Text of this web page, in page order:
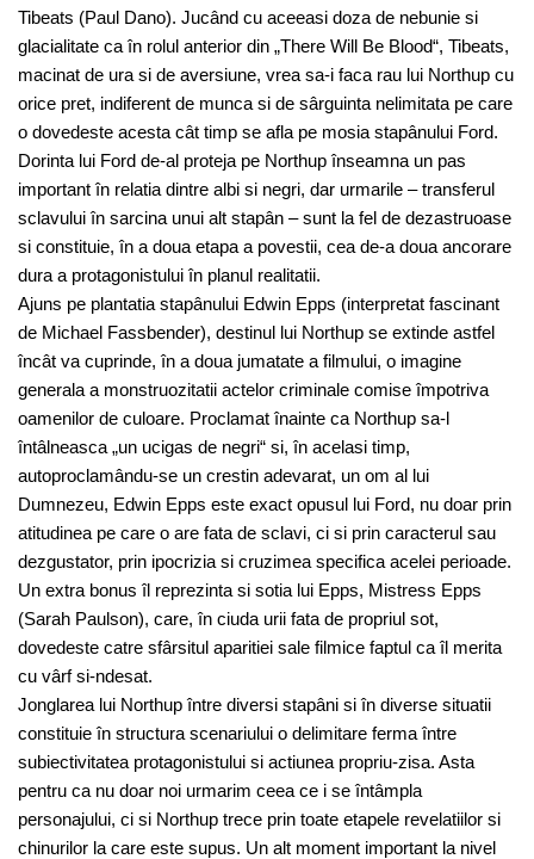
Tibeats (Paul Dano). Jucând cu aceeasi doza de nebunie si
glacialitate ca în rolul anterior din „There Will Be Blood“, Tibeats,
macinat de ura si de aversiune, vrea sa-i faca rau lui Northup cu
orice pret, indiferent de munca si de sârguinta nelimitata pe care
o dovedeste acesta cât timp se afla pe mosia stapânului Ford.
Dorinta lui Ford de-al proteja pe Northup înseamna un pas
important în relatia dintre albi si negri, dar urmarile – transferul
sclavului în sarcina unui alt stapân – sunt la fel de dezastruoase
si constituie, în a doua etapa a povestii, cea de-a doua ancorare
dura a protagonistului în planul realitatii.
Ajuns pe plantatia stapânului Edwin Epps (interpretat fascinant
de Michael Fassbender), destinul lui Northup se extinde astfel
încât va cuprinde, în a doua jumatate a filmului, o imagine
generala a monstruozitatii actelor criminale comise împotriva
oamenilor de culoare. Proclamat înainte ca Northup sa-l
întâlneasca „un ucigas de negri“ si, în acelasi timp,
autoproclamându-se un crestin adevarat, un om al lui
Dumnezeu, Edwin Epps este exact opusul lui Ford, nu doar prin
atitudinea pe care o are fata de sclavi, ci si prin caracterul sau
dezgustator, prin ipocrizia si cruzimea specifica acelei perioade.
Un extra bonus îl reprezinta si sotia lui Epps, Mistress Epps
(Sarah Paulson), care, în ciuda urii fata de propriul sot,
dovedeste catre sfârsitul aparitiei sale filmice faptul ca îl merita
cu vârf si-ndesat.
Jonglarea lui Northup între diversi stapâni si în diverse situatii
constituie în structura scenariului o delimitare ferma între
subiectivitatea protagonistului si actiunea propriu-zisa. Asta
pentru ca nu doar noi urmarim ceea ce i se întâmpla
personajului, ci si Northup trece prin toate etapele revelatiilor si
chinurilor la care este supus. Un alt moment important la nivel